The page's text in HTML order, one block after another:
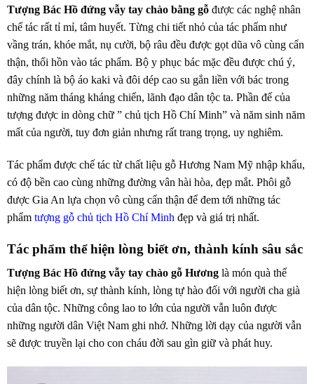
Tượng Bác Hồ đứng vẫy tay chào bằng gỗ được các nghệ nhân
chế tác rất tỉ mỉ, tâm huyết. Từng chi tiết nhỏ của tác phẩm như
vầng trán, khóe mắt, nụ cười, bộ râu đều được gọt dũa vô cùng cẩn
thận, thổi hồn vào tác phẩm. Bộ y phục bác mặc đều được chú ý,
đây chính là bộ áo kaki và đôi dép cao su gắn liền với bác trong
những năm tháng kháng chiến, lãnh đạo dân tộc ta. Phần đế của
tượng được in dòng chữ ” chủ tịch Hồ Chí Minh” và năm sinh năm
mất của người, tuy đơn giản nhưng rất trang trọng, uy nghiêm.
Tác phẩm được chế tác từ chất liệu gỗ Hương Nam Mỹ nhập khẩu,
có độ bền cao cùng những đường vân hài hòa, đẹp mắt. Phôi gỗ
được Gia An lựa chọn vô cùng cẩn thận để đem tới những tác
phẩm tượng gỗ chủ tịch Hồ Chí Minh đẹp và giá trị nhất.
Tác phẩm thể hiện lòng biết ơn, thành kính sâu sắc
Tượng Bác Hồ đứng vẫy tay chào gỗ Hương là món quà thể
hiện lòng biết ơn, sự thành kính, lòng tự hào đối với người cha già
của dân tộc. Những công lao to lớn của người vẫn luôn được
những người dân Việt Nam ghi nhớ. Những lời dạy của người vẫn
sẽ được truyền lại cho con cháu đời sau gìn giữ và phát huy.